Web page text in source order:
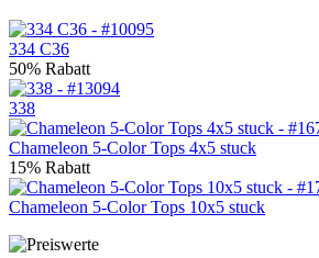
334 C36
50% Rabatt
338
Chameleon 5-Color Tops 4x5 stuck
15% Rabatt
Chameleon 5-Color Tops 10x5 stuck